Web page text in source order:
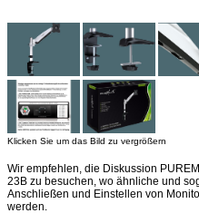
Klicken Sie um das Bild zu vergrößern
Wir empfehlen, die Diskussion
23B zu besuchen, wo ähnliche und
Anschließen und Einstellen von
werden.